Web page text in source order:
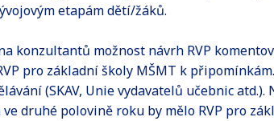
etapám dětí/žáků.
konzultantů možnost návrh RVP
pro základní školy MŠMT k
(SKAV, Unie vydavatelů učebnic
druhé polovině roku by mělo RVP pro